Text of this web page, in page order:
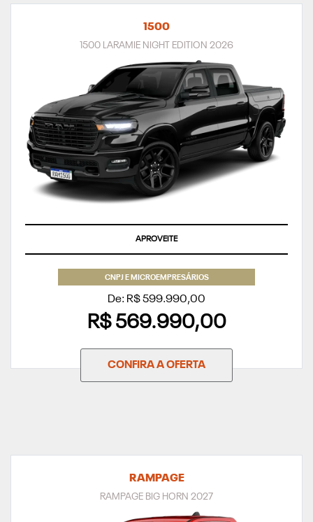
1500
1500 LARAMIE NIGHT EDITION 2026
APROVEITE
CNPJ E MICROEMPRESÁRIOS
De: R$ 599.990,00
R$ 569.990,00
CONFIRA A OFERTA
RAMPAGE
RAMPAGE BIG HORN 2027